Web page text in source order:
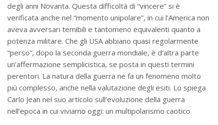
degli anni Novanta. Questa difficoltà di “vincere” si è
verificata anche nel “momento unipolare”, in cui l’America non
aveva avversari temibili e tantomeno equivalenti quanto a
potenza militare. Che gli USA abbiano quasi regolarmente
“perso”, dopo la seconda guerra mondiale, è d’altra parte
un’affermazione semplicistica, se posta in questi termini
perentori. La natura della guerra ne fa un fenomeno molto
più complesso, anche nella valutazione degli esiti. Lo spiega
Carlo Jean nel suo articolo sull’evoluzione della guerra
nell’epoca in cui viviamo oggi: un multipolarismo caotico.